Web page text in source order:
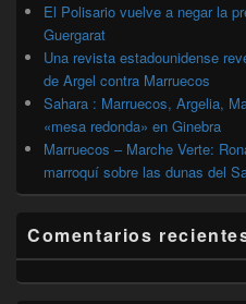
El Polisario vuelve a negar la
Guergarat
Una revista estadounidense
de Argel contra Marruecos
Sahara : Marruecos, Argelia,
«mesa redonda» en Ginebra
Marruecos – Marche Verte:
marroquí sobre las dunas del
Comentarios